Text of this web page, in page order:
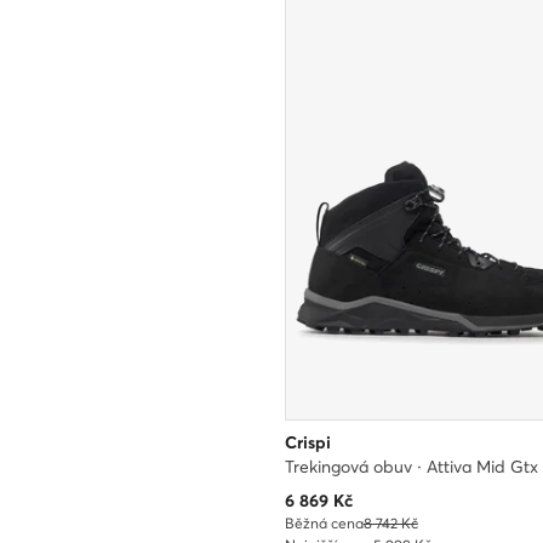
Crispi
Aktuální cena
6 869Kč
Běžná cena8 742 Kč